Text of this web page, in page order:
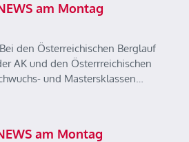
am Montag
den Österreichischen Berglauf
AK und den Österrreichischen
und Mastersklassen…
am Montag